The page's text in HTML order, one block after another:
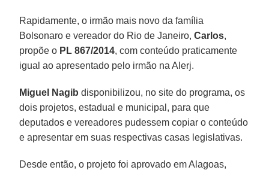
Rapidamente, o irmão mais novo da família
Bolsonaro e vereador do Rio de Janeiro,Carlos,
propõe o PL 867/2014, com conteúdo praticamente
igual ao apresentado pelo irmão na Alerj.
Miguel Nagib disponibilizou, no site do programa, os
dois projetos, estadual e municipal, para que
deputados e vereadores pudessem copiar o conteúdo
e apresentar em suas respectivas casas legislativas.
Desde então, o projeto foi aprovado em Alagoas,